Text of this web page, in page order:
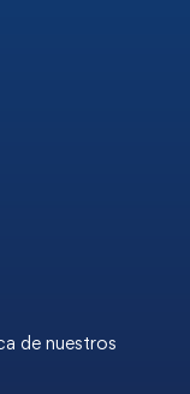
de nuestros